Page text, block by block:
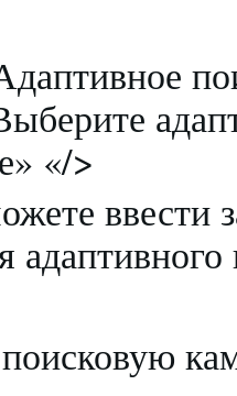
«/>
ввести